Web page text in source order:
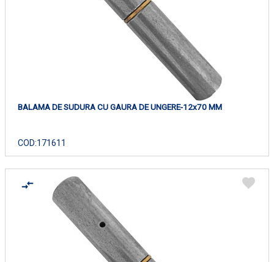
BALAMA DE SUDURA CU GAURA DE UNGERE-12x70 MM
COD:171611